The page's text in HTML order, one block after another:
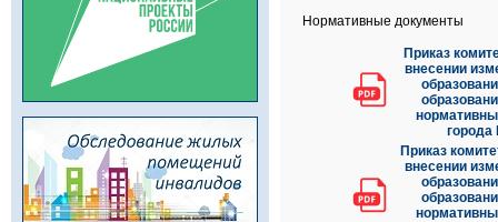
Нормативные документы
Приказ
внесении
города
Приказ
внесении